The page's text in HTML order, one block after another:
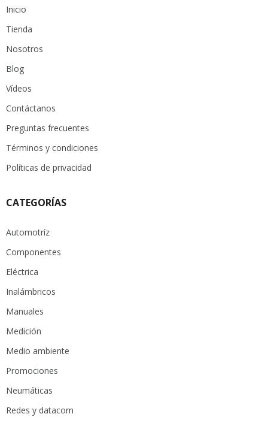
Inicio
Tienda
Nosotros
Blog
Vídeos
Contáctanos
Preguntas frecuentes
Términos y condiciones
Políticas de privacidad
CATEGORÍAS
Automotríz
Componentes
Eléctrica
Inalámbricos
Manuales
Medición
Medio ambiente
Promociones
Neumáticas
Redes y datacom